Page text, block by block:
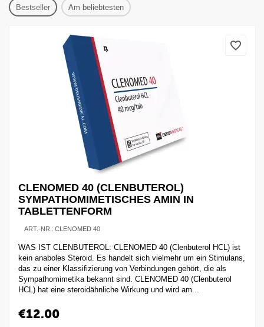
Bestseller Am beliebtesten
CLENOMED 40 (CLENBUTEROL)
SYMPATHOMIMETISCHES AMIN IN
TABLETTENFORM
ART.-NR.: CLENOMED 40
WAS IST CLENBUTEROL: CLENOMED 40 (Clenbuterol HCL) ist
kein anaboles Steroid. Es handelt sich vielmehr um ein Stimulans,
das zu einer Klassifizierung von Verbindungen gehört, die als
Sympathomimetika bekannt sind. CLENOMED 40 (Clenbuterol
HCL) hat eine steroidähnliche Wirkung und wird am...
€12.00